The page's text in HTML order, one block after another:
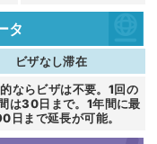
タ
ビザなし滞在
ならビザは不要。1回の
は30日まで。1年間に最
日まで延長が可能。